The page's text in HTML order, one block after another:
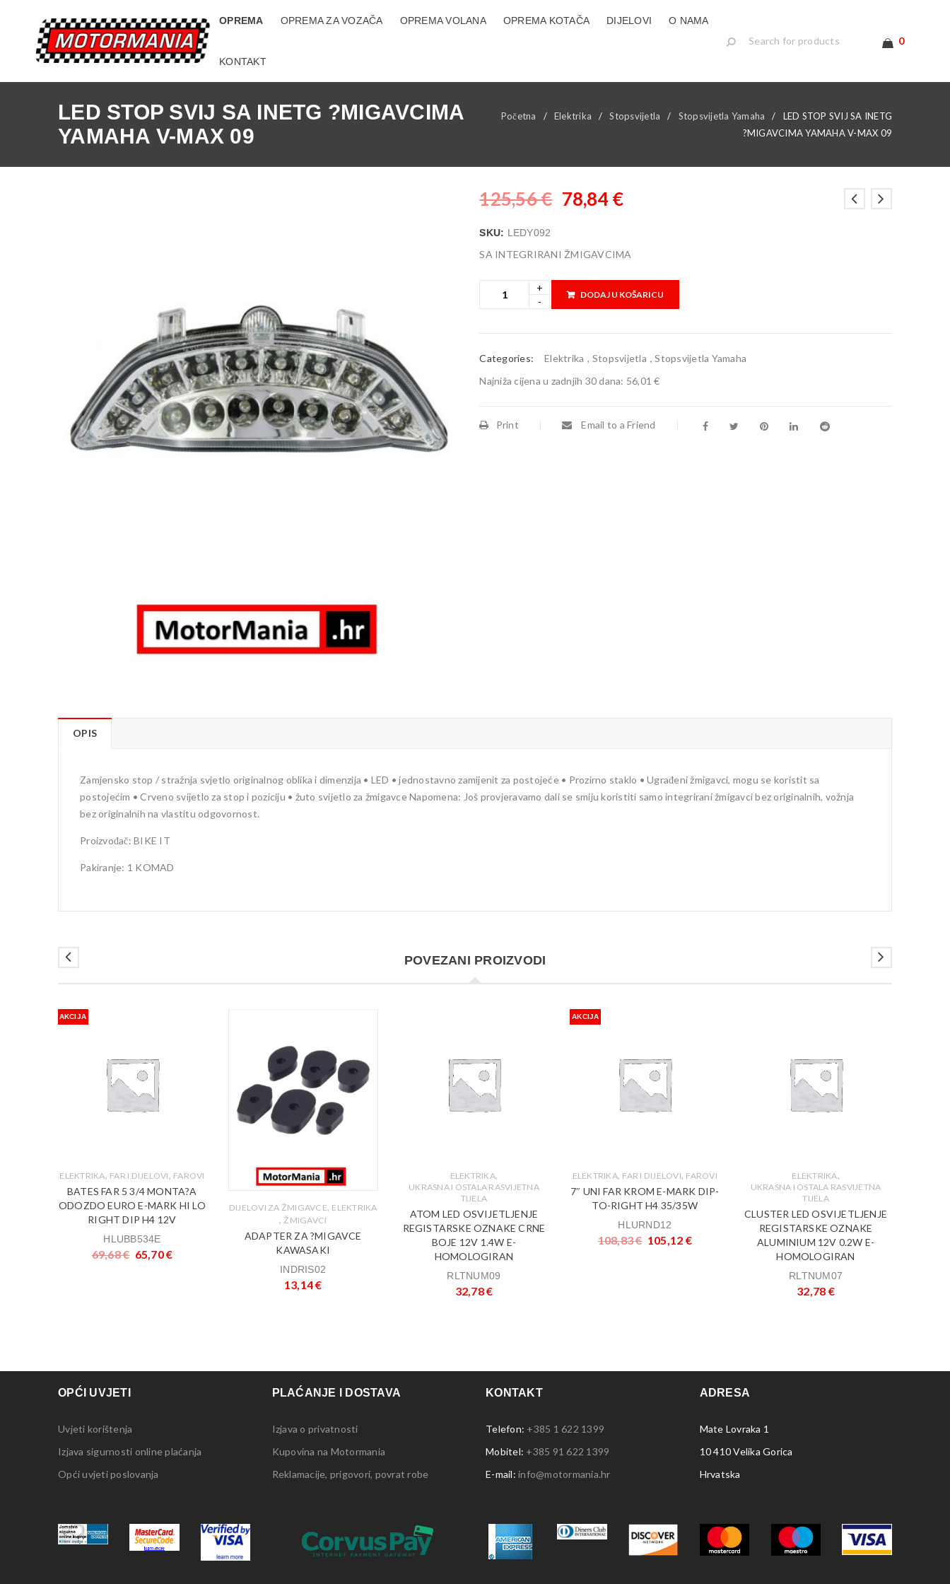
OPREMA OPREMA ZA VOZAČA OPREMA VOLANA OPREMA KOTAČA DIJELOVI O NAMA
KONTAKT
0
LED STOP SVIJ SA INETG ?MIGAVCIMA
YAMAHA V-MAX 09
Početna / Elektrika / Stopsvijetla / Stopsvijetla Yamaha /
LED STOP SVIJ SA INETG
?MIGAVCIMA YAMAHA V-MAX 09
125,56€ 78,84 €
SKU: LEDY092
SA INTEGRIRANI ŽMIGAVCIMA
DODAJ U KOŠARICU
Categories: Elektrika , Stopsvijetla ,Stopsvijetla Yamaha
Najniža cijena u zadnjih 30 dana: 56,01 €
Print Email to a Friend
OPIS
Zamjensko stop / stražnja svjetlo originalnog oblika i dimenzija • LED • jednostavno zamijenit za postojeće • Prozirno staklo • Ugrađeni žmigavci, mogu se koristit sa
postojećim • Crveno svijetlo za stop i poziciju • žuto svijetlo za žmigavce Napomena: Još provjeravamo dali se smiju koristiti samo integrirani žmigavci bez originalnih, vožnja
bez originalnih na vlastitu odgovornost.
Proizvođač: BIKE IT
Pakiranje: 1 KOMAD
POVEZANI PROIZVODI
AKCIJA
ELEKTRIKA, FAR I DIJELOVI, FAROVI
BATES FAR 5 3/4 MONTA?A
ODOZDO EURO E-MARK HI LO
RIGHT DIP H4 12V
HLUBB534E
69,68€ 65,70€
DIJELOVI ZA ŽMIGAVCE, ELEKTRIKA
, ŽMIGAVCI
ADAPTER ZA ?MIGAVCE
KAWASAKI
INDRIS02
13,14€
ELEKTRIKA,
UKRASNA I OSTALA RASVIJETNA
TIJELA
ATOM LED OSVIJETLJENJE
REGISTARSKE OZNAKE CRNE
BOJE 12V 1.4W E-
HOMOLOGIRAN
RLTNUM09
32,78€
AKCIJA
ELEKTRIKA, FAR I DIJELOVI, FAROVI
7″ UNI FAR KROM E-MARK DIP-
TO-RIGHT H4 35/35W
HLURND12
108,83€ 105,12 €
ELEKTRIKA,
UKRASNA I OSTALA RASVIJETNA
TIJELA
CLUSTER LED OSVIJETLJENJE
REGISTARSKE OZNAKE
ALUMINIUM 12V 0.2W E-
HOMOLOGIRAN
RLTNUM07
32,78 €
OPĆI UVJETI
Uvjeti korištenja
Izjava sigurnosti online plaćanja
Opći uvjeti poslovanja
PLAĆANJE I DOSTAVA
Izjava o privatnosti
Kupovina na Motormania
Reklamacije, prigovori, povrat robe
KONTAKT
Telefon: +385 1 622 1399
Mobitel: +385 91 622 1399
E-mail: info@motormania.hr
ADRESA
Mate Lovraka 1
10 410 Velika Gorica
Hrvatska